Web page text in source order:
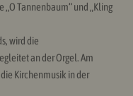
Tannenbaum“ und „Kling
wird die
an der Orgel. Am
Kirchenmusik in der